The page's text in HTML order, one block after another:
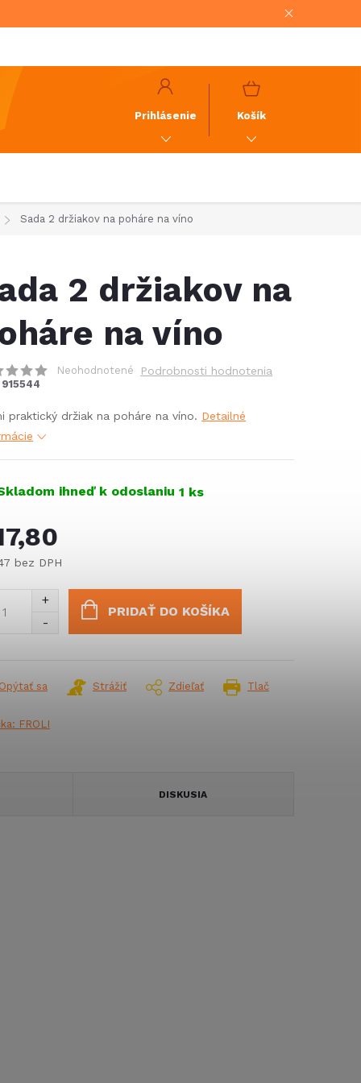
Prihlásenie
NÁKUPNÝ
Košík
Sada 2 držiakov na poháre na víno
2 držiakov na
na víno
Neohodnotené Podrobnosti hodnotenia
915544
praktický držiak na poháre na víno. Detailné
ihneď k odoslaniu 1 ks
bez DPH
PRIDAŤ DO KOŠÍKA
Tlač
Opýtať sa Strážiť Zdieľať
FROLI
DISKUSIA